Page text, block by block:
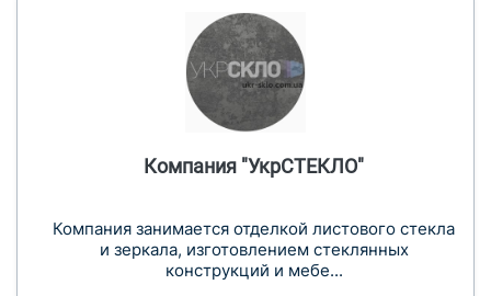
Компания "УкрСТЕКЛО"
Компания занимается отделкой листового стекла
и зеркала, изготовлением стеклянных
конструкций и мебе...